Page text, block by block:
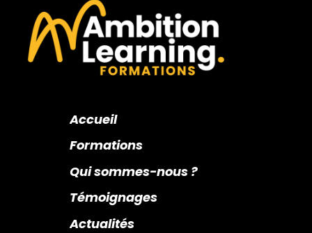
Accueil
Formations
Qui sommes-nous ?
Témoignages
Actualités